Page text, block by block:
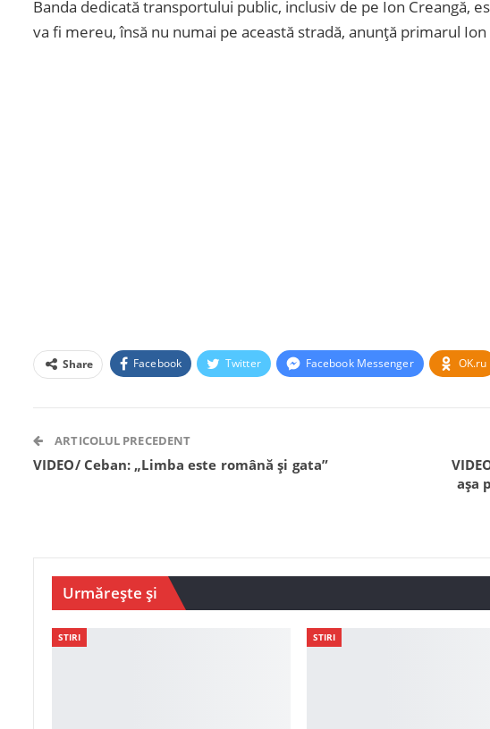
Banda dedicată transportului public, inclusiv de pe Ion Creangă,
va fi mereu, însă nu numai pe această stradă, anunță primarul Ion
Share Facebook Twitter Facebook Messenger OK.ru
ARTICOLUL PRECEDENT
VIDEO/ Ceban: „Limba este română și gata”
așa
Urmărește și
STIRI STIRI